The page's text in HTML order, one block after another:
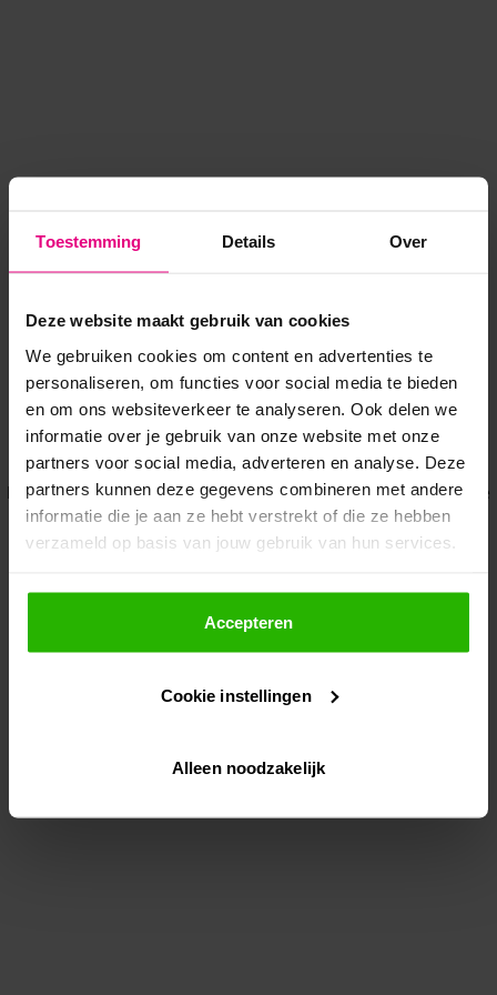
Toestemming Details Over
Deze website maakt gebruik van cookies
We gebruiken cookies om content en advertenties te
personaliseren, om functies voor social media te bieden
en om ons websiteverkeer te analyseren. Ook delen we
informatie over je gebruik van onze website met onze
partners voor social media, adverteren en analyse. Deze
partners kunnen deze gegevens combineren met andere
informatie die je aan ze hebt verstrekt of die ze hebben
verzameld op basis van jouw gebruik van hun services.
Als je op "Accepteer" klikt, dan geef je Voordeeluitjes.nl
toestemming om cookies voor social media en
gepersonaliseerde advertenties te plaatsen.
Lees hier meer over in onsprivacybeleid
Via "Cookie instellingen" kun je ook zelf instellen welke
Accepteren
Cookie instellingen
Alleen noodzakelijk
Application error: a client-side exception has occurred while
loadingwww.voordeeluitjes.nl (see the browser console for more
information).